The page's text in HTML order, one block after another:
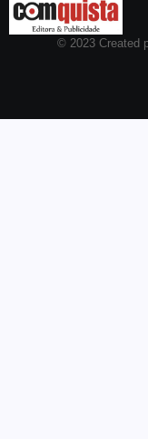
© 2023 Created